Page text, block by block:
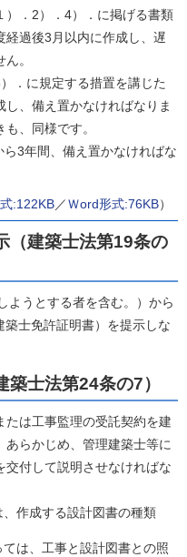
）．2）．4）．に掲げる書類
経過後3月以内に作成し、遅
。
．に規定する措置を講じた
、備え置かなければなりま
、同様です。
3年間、備え置かなければな
:122KB／Ｗord形式:76KB）
（建築士法第19条の
うとする者を含む。）から
士免許証明書）を提示しな
築士法第24条の7）
は工事監理の受託契約を建
らかじめ、管理建築士等に
交付して説明させなければな
作成する設計図書の種類
は、工事と設計図書との照